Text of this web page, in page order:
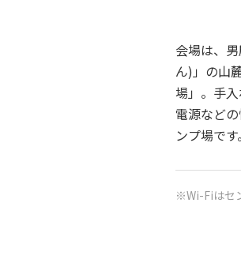
会場は、
ん)」の山
場」。手
電源など
ンプ場です。
※Wi-Fiはセ